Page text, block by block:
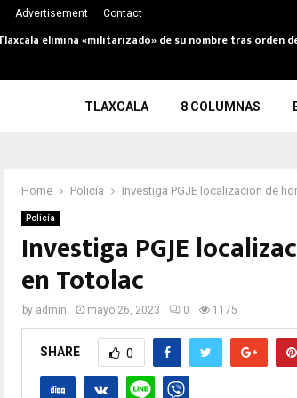
Advertisement Contact
elimina «militarizado» de su nombre tras orden
TLAXCALA 8 COLUMNAS
Home Policía Investiga PGJE localización de
Policía
Investiga PGJE
en Totolac
by admin mayo 26, 2023 0 1175
SHARE 0